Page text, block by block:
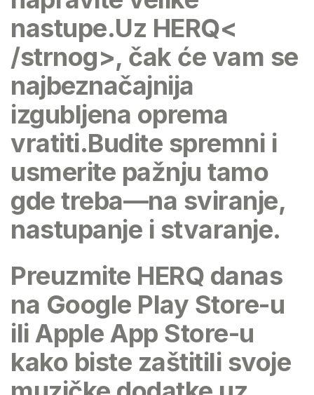
nastupe.Uz HERQ<
/strnog>, čak će vam se
najbeznačajnija
izgubljena oprema
vratiti.Budite spremni i
usmerite pažnju tamo
gde treba—na sviranje,
nastupanje i stvaranje.
Preuzmite HERQ danas
na Google Play Store-u
ili Apple App Store-u
kako biste zaštitili svoje